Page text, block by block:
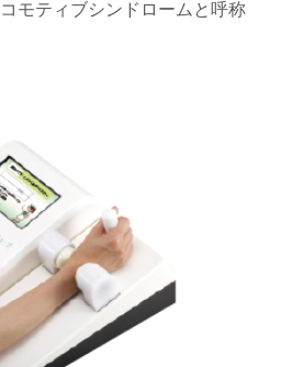
モティブシンドロームと呼称